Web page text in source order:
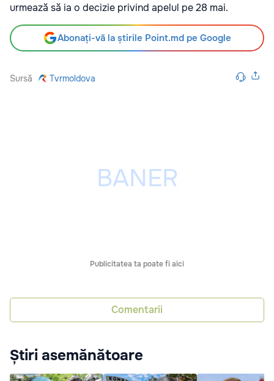
urmează să ia o decizie privind apelul pe 28 mai.
Abonați-vă la știrile Point.md pe Google
Sursă Tvrmoldova
Publicitatea ta poate fi aici
Comentarii
Știri asemănătoare